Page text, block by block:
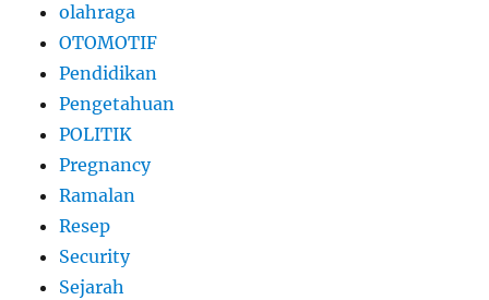
olahraga
OTOMOTIF
Pendidikan
Pengetahuan
POLITIK
Pregnancy
Ramalan
Resep
Security
Sejarah